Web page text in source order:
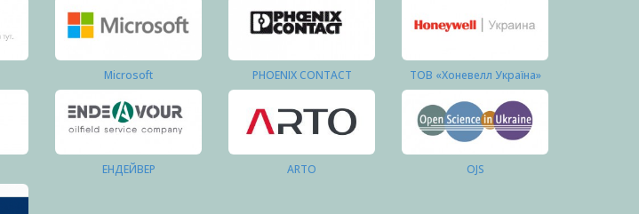
Microsoft PHOENIX CONTACT ТОВ «Хоневелл Україна»
ЕНДЕЙВЕР ARTO OJS